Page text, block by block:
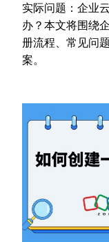
实际问题：企业
办？本文将围绕
册流程、常见问
案。